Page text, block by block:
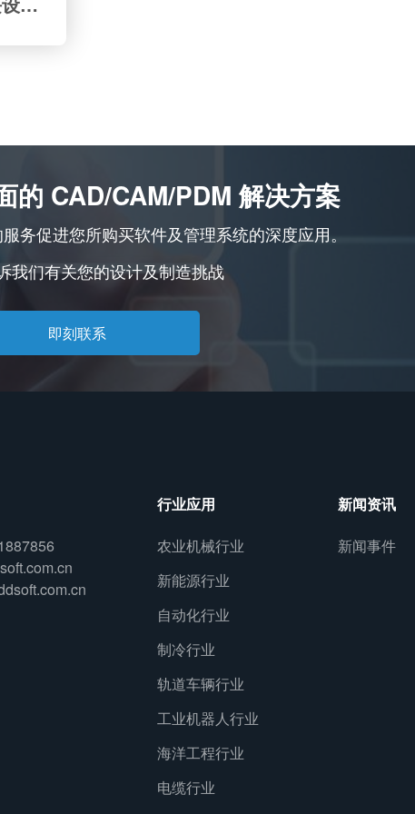
的 CAD/CAM/PDM 解决方案
务促进您所购买软件及管理系统的深度应用。
我们有关您的设计及制造挑战
即刻联系
行业应用
农业机械行业
新能源行业
自动化行业
制冷行业
轨道车辆行业
工业机器人行业
海洋工程行业
电缆行业
新闻资讯
新闻事件